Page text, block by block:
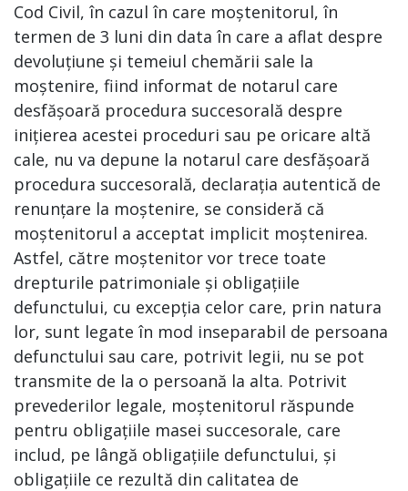
Cod Civil, în cazul în care moștenitorul, în
termen de 3 luni din data în care a aflat despre
devoluțiune și temeiul chemării sale la
moștenire, fiind informat de notarul care
desfășoară procedura succesorală despre
inițierea acestei proceduri sau pe oricare altă
cale, nu va depune la notarul care desfășoară
procedura succesorală, declarația autentică de
renunțare la moștenire, se consideră că
moștenitorul a acceptat implicit moștenirea.
Astfel, către moștenitor vor trece toate
drepturile patrimoniale și obligațiile
defunctului, cu excepția celor care, prin natura
lor, sunt legate în mod inseparabil de persoana
defunctului sau care, potrivit legii, nu se pot
transmite de la o persoană la alta. Potrivit
prevederilor legale, moștenitorul răspunde
pentru obligațiile masei succesorale, care
includ, pe lângă obligațiile defunctului, și
obligațiile ce rezultă din calitatea de